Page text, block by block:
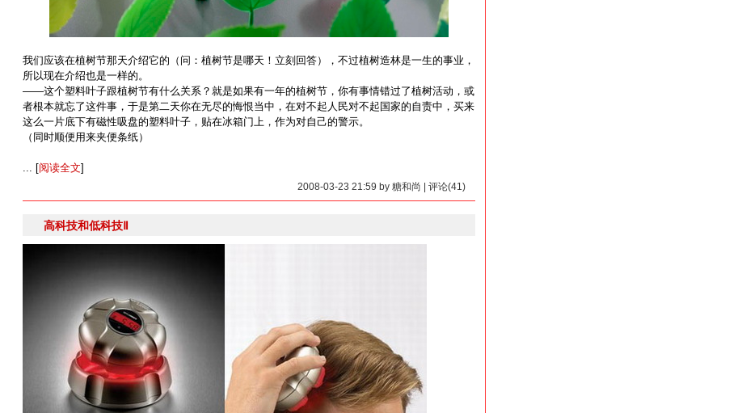
我们应该在植树节那天介绍它的（问：植树节是哪天！立刻回答），不过植树造林是一生的事业，
所以现在介绍也是一样的。
——这个塑料叶子跟植树节有什么关系？就是如果有一年的植树节，你有事情错过了植树活动，或
者根本就忘了这件事，于是第二天你在无尽的悔恨当中，在对不起人民对不起国家的自责中，买来
这么一片底下有磁性吸盘的塑料叶子，贴在冰箱门上，作为对自己的警示。
（同时顺便用来夹便条纸）
... [阅读全文]
2008-03-23 21:59 by 糖和尚 | 评论(41)
高科技和低科技Ⅱ